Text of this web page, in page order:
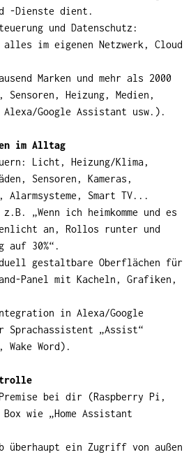
-Dienste dient.
und Datenschutz:
im eigenen Netzwerk, Cloud
Marken und mehr als 2000
Heizung, Medien,
Alexa/Google Assistant usw.).
im Alltag
Licht, Heizung/Klima,
Sensoren, Kameras,
Smart TV...
„Wenn ich heimkomme und es
an, Rollos runter und
auf 30%“.
gestaltbare Oberflächen für
Panel mit Kacheln, Grafiken,
in Alexa/Google
Sprachassistent „Assist“
Word).
bei dir (Raspberry Pi,
wie „Home Assistant
überhaupt ein Zugriff von außen